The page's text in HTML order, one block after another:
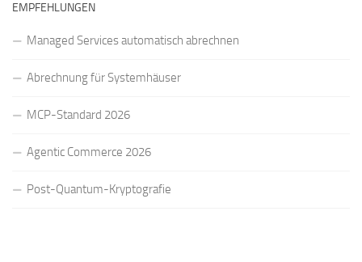
EMPFEHLUNGEN
Managed Services automatisch abrechnen
Abrechnung für Systemhäuser
MCP-Standard 2026
Agentic Commerce 2026
Post-Quantum-Kryptografie